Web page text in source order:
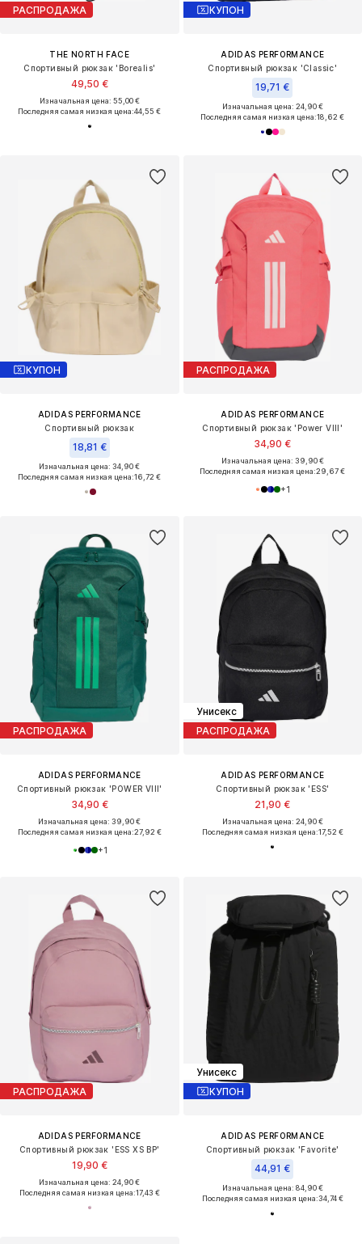
РАСПРОДАЖА
THE NORTH FACE
Спортивный рюкзак 'Borealis'
49,50 €
Изначальная цена: 55,00 €
Последняя самая низкая цена:44,55 €
КУПОН
ADIDAS PERFORMANCE
Спортивный рюкзак 'Classic'
19,71 €
Изначальная цена: 24,90 €
Последняя самая низкая цена:18,62 €
КУПОН
ADIDAS PERFORMANCE
Спортивный рюкзак
18,81 €
Изначальная цена: 34,90 €
Последняя самая низкая цена:16,72 €
РАСПРОДАЖА
ADIDAS PERFORMANCE
Спортивный рюкзак 'Power VIII'
34,90 €
Изначальная цена: 39,90 €
Последняя самая низкая цена:29,67 €
+1
РАСПРОДАЖА
ADIDAS PERFORMANCE
Спортивный рюкзак 'POWER VIII'
34,90 €
Изначальная цена: 39,90 €
Последняя самая низкая цена:27,92 €
+1
Унисекс
РАСПРОДАЖА
ADIDAS PERFORMANCE
Спортивный рюкзак 'ESS'
21,90 €
Изначальная цена: 24,90 €
Последняя самая низкая цена:17,52 €
РАСПРОДАЖА
ADIDAS PERFORMANCE
Спортивный рюкзак 'ESS XS BP'
19,90 €
Изначальная цена: 24,90 €
Последняя самая низкая цена:17,43 €
Унисекс
КУПОН
ADIDAS PERFORMANCE
Спортивный рюкзак 'Favorite'
44,91 €
Изначальная цена: 84,90 €
Последняя самая низкая цена:34,74 €